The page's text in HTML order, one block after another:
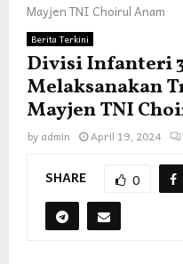
Mayjen TNI Choirul Anam
Berita Terkini
Divisi Infanteri
Melaksanakan
Mayjen TNI
by admin April 19, 2024
SHARE 0